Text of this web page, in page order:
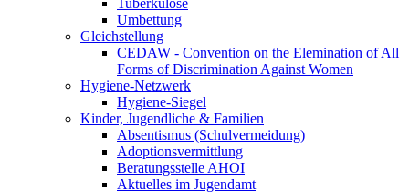
Tuberkulose
Umbettung
Gleichstellung
CEDAW - Convention on the Elemination of All
Forms of Discrimination Against Women
Hygiene-Netzwerk
Hygiene-Siegel
Kinder, Jugendliche & Familien
Absentismus (Schulvermeidung)
Adoptionsvermittlung
Beratungsstelle AHOI
Aktuelles im Jugendamt